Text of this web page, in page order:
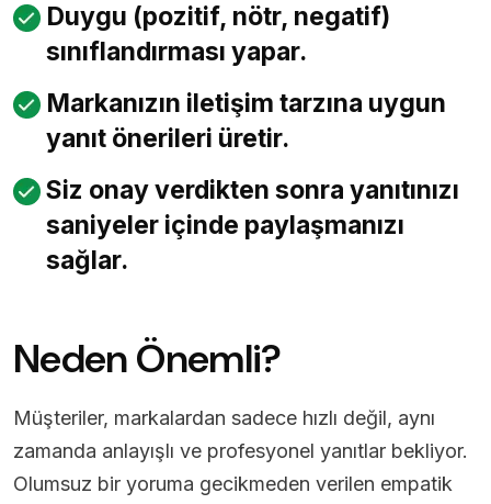
Duygu (pozitif, nötr, negatif)
sınıflandırması yapar.
Markanızın iletişim tarzına uygun
yanıt önerileri üretir.
Siz onay verdikten sonra yanıtınızı
saniyeler içinde paylaşmanızı
sağlar.
Neden Önemli?
Müşteriler, markalardan sadece hızlı değil, aynı
zamanda anlayışlı ve profesyonel yanıtlar bekliyor.
Olumsuz bir yoruma gecikmeden verilen empatik